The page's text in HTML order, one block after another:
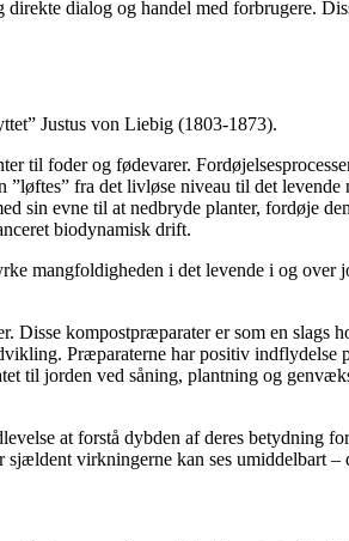
dialog og handel med forbrugere.
Justus von Liebig (1803-1873).
til foder og fødevarer.
fra det livløse niveau til det
sin evne til at nedbryde planter, fordøje
biodynamisk drift.
mangfoldigheden i det levende i og
kompostpræparater er som en slags
Præparaterne har positiv
til jorden ved såning, plantning og
at forstå dybden af deres betydning
virkningerne kan ses umiddelbart